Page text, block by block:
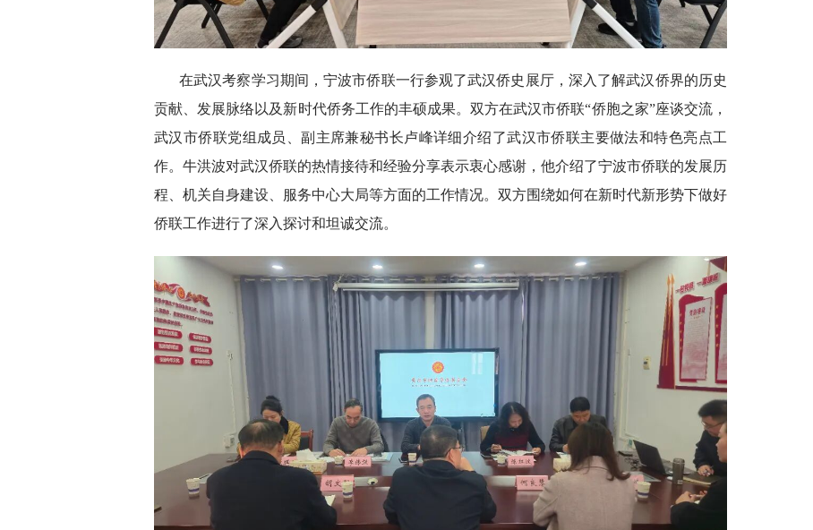
在武汉考察学习期间，宁波市侨联一行参观了武汉侨史展厅，深入了解武汉侨界的历史
贡献、发展脉络以及新时代侨务工作的丰硕成果。双方在武汉市侨联“侨胞之家”座谈交流，
武汉市侨联党组成员、副主席兼秘书长卢峰详细介绍了武汉市侨联主要做法和特色亮点工
作。牛洪波对武汉侨联的热情接待和经验分享表示衷心感谢，他介绍了宁波市侨联的发展历
程、机关自身建设、服务中心大局等方面的工作情况。双方围绕如何在新时代新形势下做好
侨联工作进行了深入探讨和坦诚交流。